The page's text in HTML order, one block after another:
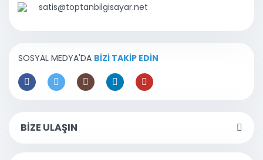
satis@toptanbilgisayar.net
SOSYAL MEDYA'DA BİZİ TAKİP EDİN
BİZE ULAŞIN